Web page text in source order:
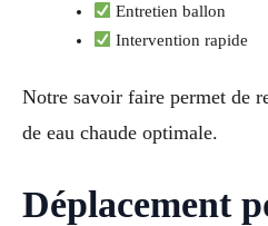
Entretien ballon
Intervention rapide
Notre savoir faire permet de
de eau chaude optimale.
Déplacement